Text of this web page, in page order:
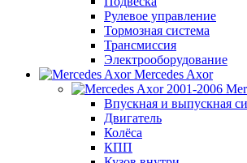
Рулевое управление
Тормозная система
Трансмиссия
Электрооборудование
Mercedes Axor
Впускная и выпускная
Двигатель
Колёса
КПП